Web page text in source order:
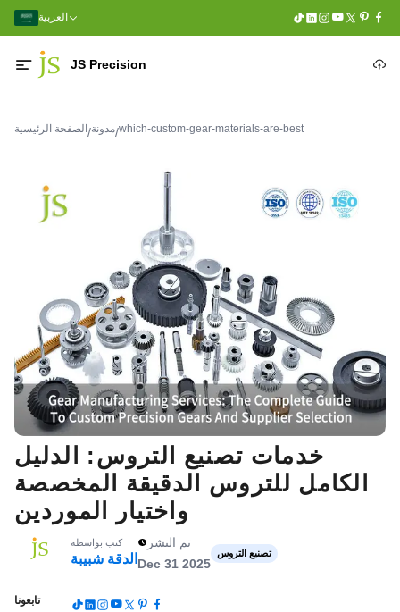
العربية
JS Precision
الصفحة الرئيسية /مدونة/which-custom-gear-materials-are-best
خدمات تصنيع التروس: الدليل
الكامل للتروس الدقيقة المخصصة
واختيار الموردين
كتب بواسطة
الدقة شبيبة
تم النشر
Dec 31 2025
تصنيع التروس
تابعونا